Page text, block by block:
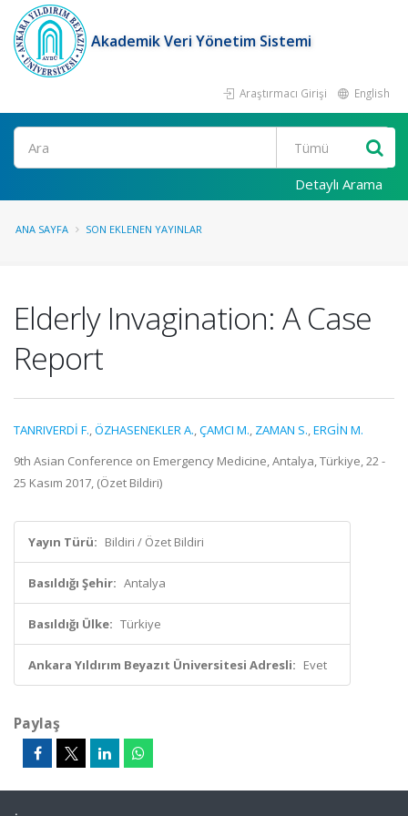
Akademik Veri Yönetim Sistemi
Araştırmacı Girişi English
Ara
Detaylı Arama
ANA SAYFA SON EKLENEN YAYINLAR
Elderly Invagination: A Case
Report
TANRIVERDİ F.,ÖZHASENEKLER A.,ÇAMCI M., ZAMAN S.,ERGİN M.
9th Asian Conference on Emergency Medicine, Antalya, Türkiye, 22 -
25 Kasım 2017, (Özet Bildiri)
Yayın Türü: Bildiri / Özet Bildiri
Basıldığı Şehir: Antalya
Basıldığı Ülke: Türkiye
Ankara Yıldırım Beyazıt Üniversitesi Adresli: Evet
Paylaş